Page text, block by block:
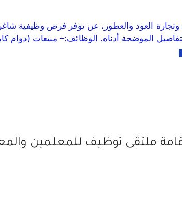
وتجارة العود والعطور، عن توفر فرص
ملتقى توظيف للمعلمين